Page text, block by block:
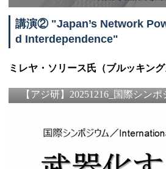
講演② "Japan’s Network
d Interdependence"
ミレヤ・ソリース氏（ブルッキング